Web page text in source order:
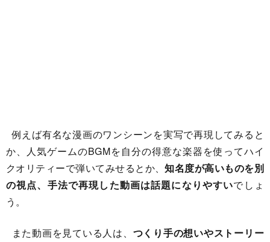
例えば有名な漫画のワンシーンを実写で再現してみると
か、人気ゲームのBGMを自分の得意な楽器を使ってハイ
クオリティーで弾いてみせるとか、知名度が高いものを別
の視点、手法で再現した動画は話題になりやすいでしょ
う。
また動画を見ている人は、 つくり手の想いやストーリー